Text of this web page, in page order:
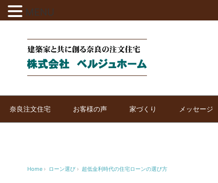
奈良注文住宅 お客様の声 家づくり メッセージ
Home › ローン選び › 超低金利時代の住宅ローンの選び方
MENU